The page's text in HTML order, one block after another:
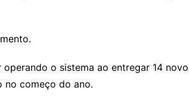
o sistema ao entregar 14
no começo do ano.